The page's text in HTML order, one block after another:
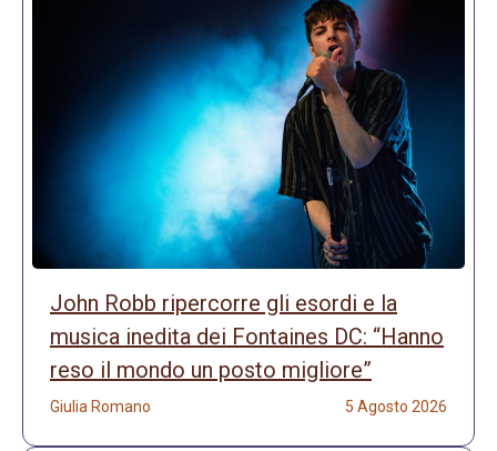
John Robb ripercorre gli esordi e la
musica inedita dei Fontaines DC: “Hanno
reso il mondo un posto migliore”
Giulia Romano 5 Agosto 2026